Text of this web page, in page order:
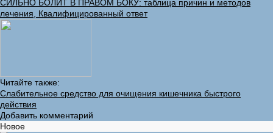
СИЛЬНО БОЛИТ В ПРАВОМ БОКУ: таблица причин и методов
лечения, Квалифицированный ответ
Читайте также:
Слабительное средство для очищения кишечника быстрого
действия
Добавить комментарий
Новое